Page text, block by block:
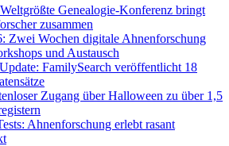
Genealogie-Konferenz bringt
zusammen
Zwei Wochen digitale Ahnenforschung
und Austausch
FamilySearch veröffentlicht 18
Zugang über Halloween zu über 1,5
Ahnenforschung erlebt rasant